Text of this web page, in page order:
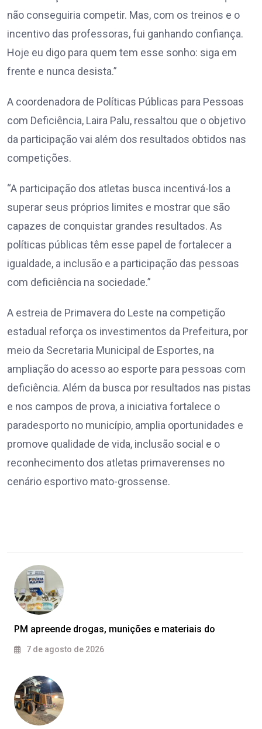
não conseguiria competir. Mas, com os treinos e o
incentivo das professoras, fui ganhando confiança.
Hoje eu digo para quem tem esse sonho: siga em
frente e nunca desista.”
A coordenadora de Políticas Públicas para Pessoas
com Deficiência, Laira Palu, ressaltou que o objetivo
da participação vai além dos resultados obtidos nas
competições.
“A participação dos atletas busca incentivá-los a
superar seus próprios limites e mostrar que são
capazes de conquistar grandes resultados. As
políticas públicas têm esse papel de fortalecer a
igualdade, a inclusão e a participação das pessoas
com deficiência na sociedade.”
A estreia de Primavera do Leste na competição
estadual reforça os investimentos da Prefeitura, por
meio da Secretaria Municipal de Esportes, na
ampliação do acesso ao esporte para pessoas com
deficiência. Além da busca por resultados nas pistas
e nos campos de prova, a iniciativa fortalece o
paradesporto no município, amplia oportunidades e
promove qualidade de vida, inclusão social e o
reconhecimento dos atletas primaverenses no
cenário esportivo mato-grossense.
PM apreende drogas, munições e materiais do
7 de agosto de 2026